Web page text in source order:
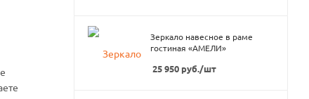
Зеркало навесное в раме
гостиная «АМЕЛИ»
25 950 руб./шт